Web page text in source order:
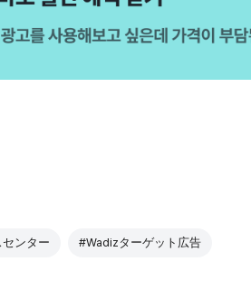
ンター #Wadizターゲット広告